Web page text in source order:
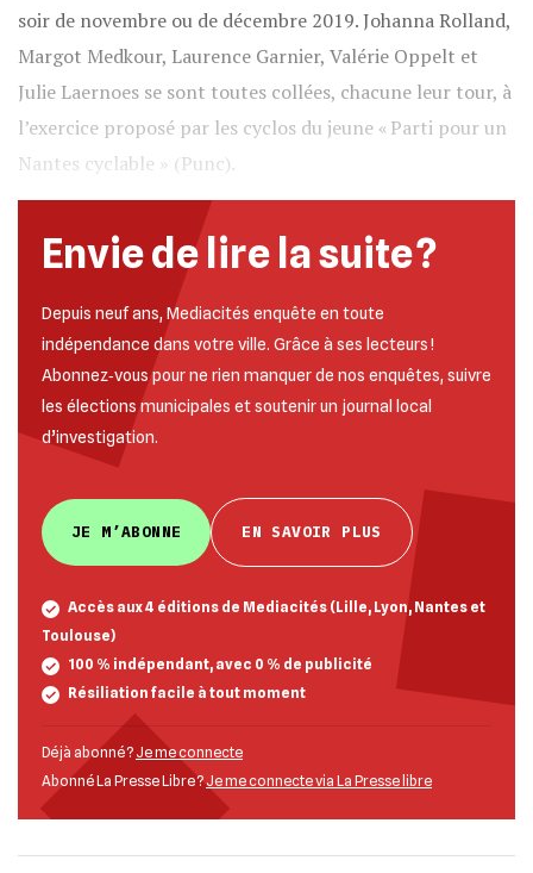
soir de novembre ou de décembre 2019. Johanna Rolland,
Margot Medkour, Laurence Garnier, Valérie Oppelt et
Julie Laernoes se sont toutes collées, chacune leur tour, à
l’exercice proposé par les cyclos du jeune « Parti pour un
Nantes cyclable » (Punc).
Envie de lire la suite ?
Depuis neuf ans, Mediacités enquête en toute
indépendance dans votre ville. Grâce à ses lecteurs !
Abonnez‐vous pour ne rien manquer de nos enquêtes, suivre
les élections municipales et soutenir un journal local
d’investigation.
JE M’ABONNE EN SAVOIR PLUS
Accès aux 4 éditions de Mediacités (Lille, Lyon, Nantes et
Toulouse)
100 % indépendant, avec 0 % de publicité
Résiliation facile à tout moment
Déjà abonné ? Je me connecte
Abonné La Presse Libre ?Je me connecte via La Presse libre